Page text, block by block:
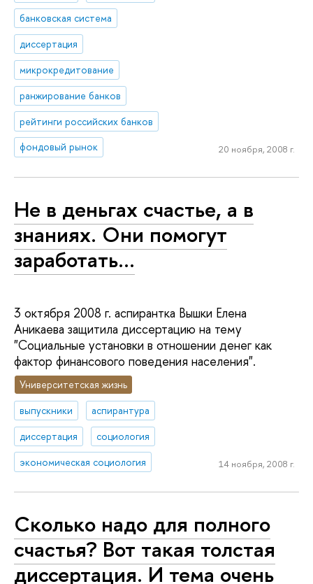
банковская система
диссертация
микрокредитование
ранжирование банков
рейтинги российских банков
фондовый рынок
20 ноября, 2008 г.
Не в деньгах счастье, а в
знаниях. Они помогут
заработать…
3 октября 2008 г. аспирантка Вышки Елена
Аникаева защитила диссертацию на тему
"Социальные установки в отношении денег как
фактор финансового поведения населения".
Университетская жизнь
выпускники
аспирантура
диссертация
социология
экономическая социология
14 ноября, 2008 г.
Сколько надо для полного
счастья? Вот такая толстая
диссертация. И тема очень